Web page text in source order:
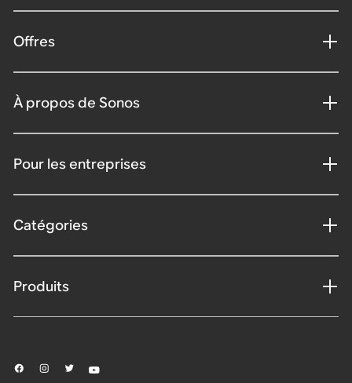
Offres
À propos de Sonos
Pour les entreprises
Catégories
Produits